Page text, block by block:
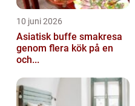
10 juni 2026
Asiatisk buffe smakresa
genom flera kök på en
och...